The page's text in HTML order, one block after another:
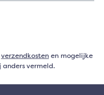
verzendkosten en mogelijke
anders vermeld.